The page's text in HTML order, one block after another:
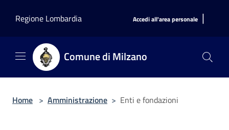
Regione Lombardia
Accedi all'area personale |
Comune di Milzano
Home > Amministrazione > Enti e fondazioni